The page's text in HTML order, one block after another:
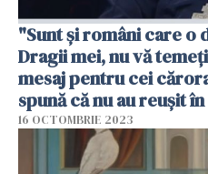
"Sunt și români care o
Dragii mei, nu vă
mesaj pentru cei
spună că nu au reușit
16 OCTOMBRIE 2023